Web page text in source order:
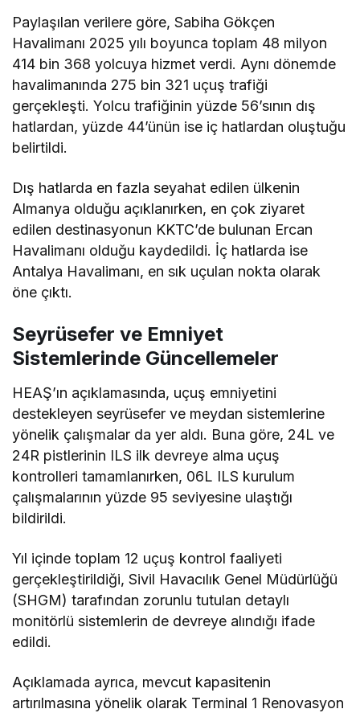
Paylaşılan verilere göre, Sabiha Gökçen
Havalimanı 2025 yılı boyunca toplam 48 milyon
414 bin 368 yolcuya hizmet verdi. Aynı dönemde
havalimanında 275 bin 321 uçuş trafiği
gerçekleşti. Yolcu trafiğinin yüzde 56’sının dış
hatlardan, yüzde 44’ünün ise iç hatlardan oluştuğu
belirtildi.
Dış hatlarda en fazla seyahat edilen ülkenin
Almanya olduğu açıklanırken, en çok ziyaret
edilen destinasyonun KKTC’de bulunan Ercan
Havalimanı olduğu kaydedildi. İç hatlarda ise
Antalya Havalimanı, en sık uçulan nokta olarak
öne çıktı.
Seyrüsefer ve Emniyet
Sistemlerinde Güncellemeler
HEAŞ’ın açıklamasında, uçuş emniyetini
destekleyen seyrüsefer ve meydan sistemlerine
yönelik çalışmalar da yer aldı. Buna göre, 24L ve
24R pistlerinin ILS ilk devreye alma uçuş
kontrolleri tamamlanırken, 06L ILS kurulum
çalışmalarının yüzde 95 seviyesine ulaştığı
bildirildi.
Yıl içinde toplam 12 uçuş kontrol faaliyeti
gerçekleştirildiği, Sivil Havacılık Genel Müdürlüğü
(SHGM) tarafından zorunlu tutulan detaylı
monitörlü sistemlerin de devreye alındığı ifade
edildi.
Açıklamada ayrıca, mevcut kapasitenin
artırılmasına yönelik olarak Terminal 1 Renovasyon